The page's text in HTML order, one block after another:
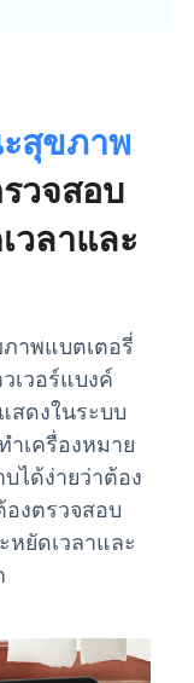
สุขภาพ
วจสอบ
วลาและ
าพแบตเตอรี่
เวอร์แบงค์
สดงในระบบ
เครื่องหมาย
ได้ง่ายว่าต้อง
องตรวจสอบ
หยัดเวลาและ